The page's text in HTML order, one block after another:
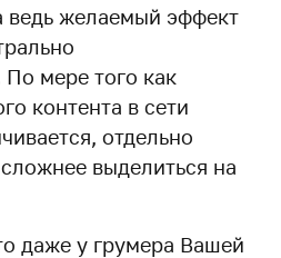
ведь желаемый эффект
мере того как
контента в сети
отдельно
выделиться на
даже у грумера Вашей